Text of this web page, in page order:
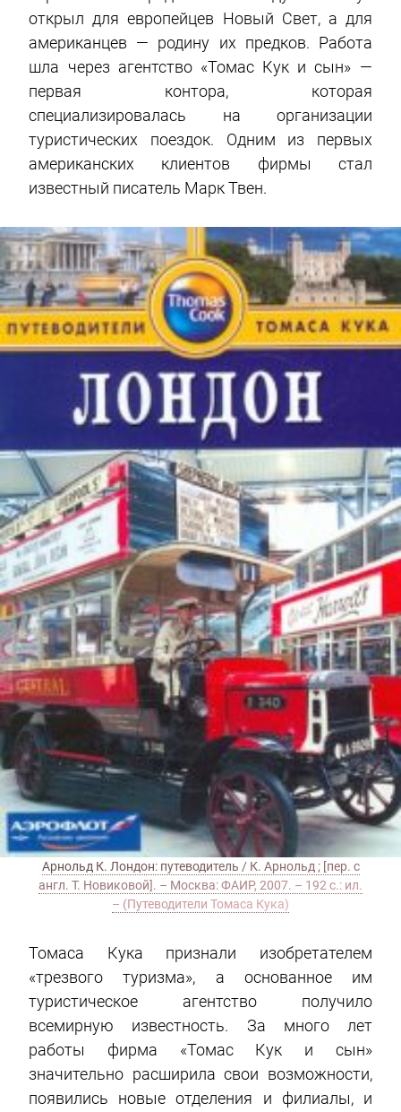
открыл для европейцев Новый Свет, а для
американцев — родину их предков. Работа
шла через агентство «Томас Кук и сын» —
первая контора, которая
специализировалась на организации
туристических поездок. Одним из первых
американских клиентов фирмы стал
известный писатель Марк Твен.
Арнольд К. Лондон: путеводитель / К. Арнольд ; [пер. с
англ. Т. Новиковой]. – Москва: ФАИР, 2007. – 192 с.: ил.
– (Путеводители Томаса Кука)
Томаса Кука признали изобретателем
«трезвого туризма», а основанное им
туристическое агентство получило
всемирную известность. За много лет
работы фирма «Томас Кук и сын»
значительно расширила свои возможности,
появились новые отделения и филиалы, и